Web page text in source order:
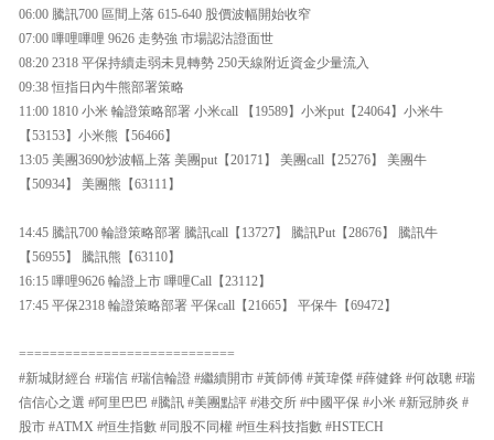
06:00 騰訊700 區間上落 615-640 股價波幅開始收窄
07:00 嗶哩嗶哩 9626 走勢強 市場認沽證面世
08:20 2318 平保持續走弱未見轉勢 250天線附近資金少量流入
09:38 恒指日內牛熊部署策略
11:00 1810 小米 輪證策略部署 小米call 【19589】小米put【24064】小米牛
【53153】小米熊【56466】
13:05 美團3690炒波幅上落 美團put【20171】 美團call【25276】 美團牛
【50934】 美團熊【63111】
14:45 騰訊700 輪證策略部署 騰訊call【13727】 騰訊Put【28676】 騰訊牛
【56955】 騰訊熊【63110】
16:15 嗶哩9626 輪證上市 嗶哩Call【23112】
17:45 平保2318 輪證策略部署 平保call【21665】 平保牛【69472】
============================
#新城財經台 #瑞信 #瑞信輪證 #繼續開市 #黃師傅 #黃瑋傑 #薛健鋒 #何啟聰 #瑞
信信心之選 #阿里巴巴 #騰訊 #美團點評 #港交所 #中國平保 #小米 #新冠肺炎 #
股市 #ATMX #恒生指數 #同股不同權 #恒生科技指數 #HSTECH